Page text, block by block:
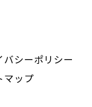
バシーポリシー
マップ